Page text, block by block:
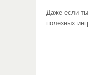
Даже если
полезных